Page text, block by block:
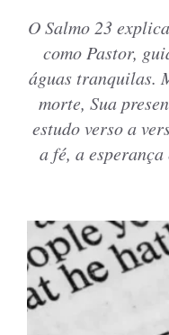
O Salmo 23
como Pastor,
águas tranquilas.
morte, Sua
estudo verso a
a fé, a